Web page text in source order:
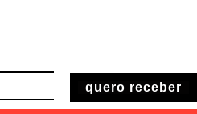
quero receber